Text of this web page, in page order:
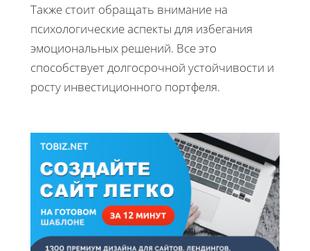
Также стоит обращать внимание на
психологические аспекты для избегания
эмоциональных решений. Все это
способствует долгосрочной устойчивости и
росту инвестиционного портфеля.